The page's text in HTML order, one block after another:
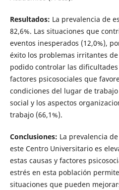
Resultados: La prevalencia de
82,6%. Las situaciones que
eventos inesperados (12,0%),
éxito los problemas irritantes
podido controlar las dificultades
factores psicosociales que
condiciones del lugar de
social y los aspectos
trabajo (66,1%).
Conclusiones: La prevalencia
este Centro Universitario es
estas causas y factores
estrés en esta población
situaciones que pueden